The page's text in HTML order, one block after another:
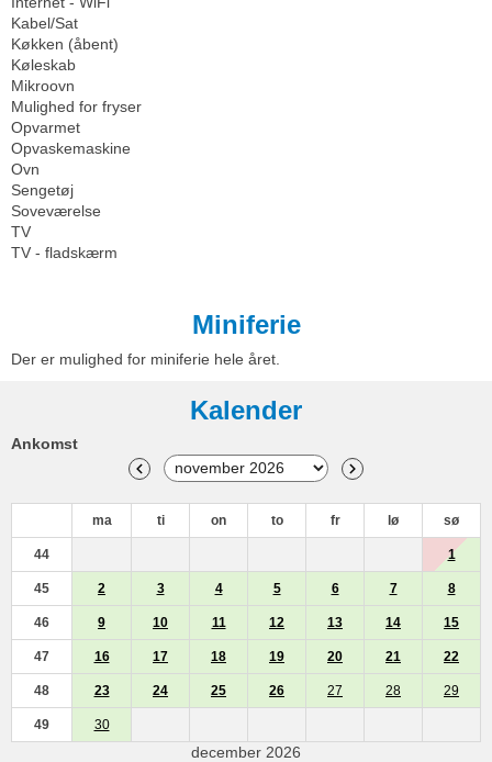
Kabel/Sat
Køkken (åbent)
Køleskab
Mikroovn
Mulighed for fryser
Opvarmet
Opvaskemaskine
Ovn
Sengetøj
Soveværelse
TV
TV - fladskærm
Miniferie
Der er mulighed for miniferie hele året.
Kalender
Ankomst
ma ti on to fr lø sø
44 1
45 2 3 4 5 6 7 8
46 9 10 11 12 13 14 15
47 16 17 18 19 20 21 22
48 23 24 25 26 27 28 29
49 30
december 2026